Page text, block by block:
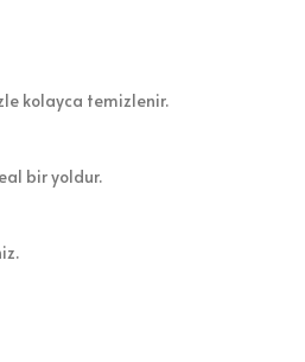
kolayca temizlenir.
bir yoldur.